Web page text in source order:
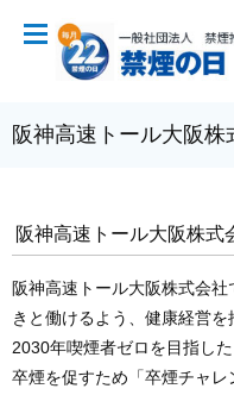
阪神高速トール大阪株
阪神高速トール大阪株式
阪神高速トール大阪株式会
きと働けるよう、健康経営を
2030年喫煙者ゼロを目指し
卒煙を促すため「卒煙チャレ